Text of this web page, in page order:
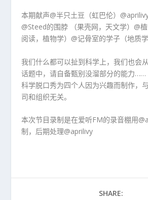
本期献声@半只土豆（虹巴伦）
@Steed的围脖 （果壳网，天文学）@
阅读，植物学）@记骨室的学子（地质
我们什么都可以扯到科学上，我们也会
话题中，请自备甄别没溜部分的能力……
科学脱口秀为四个人因为兴趣而制作，
司和组织无关。
本次节目录制是在爱听FM的录音棚用
制，后期处理@aprilivy
SHARE: